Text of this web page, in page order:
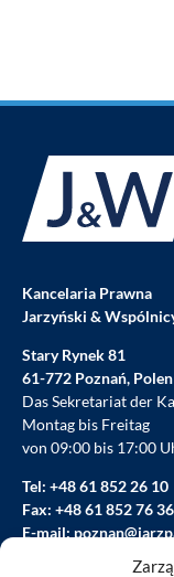
Kancelaria Prawna
Jarzyński &
Stary Rynek 81
61-772 Poznań, Polen
Das Sekretariat der
Montag bis Freitag
von 09:00 bis 17:00
Tel: +48 61 852 26 10
Fax: +48 61 852 76 36
E-mail: